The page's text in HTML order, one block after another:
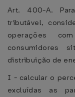
Art. 400-A.
tributável,
operações
consumidores
distribuição de
I - calcular o
excluídas as